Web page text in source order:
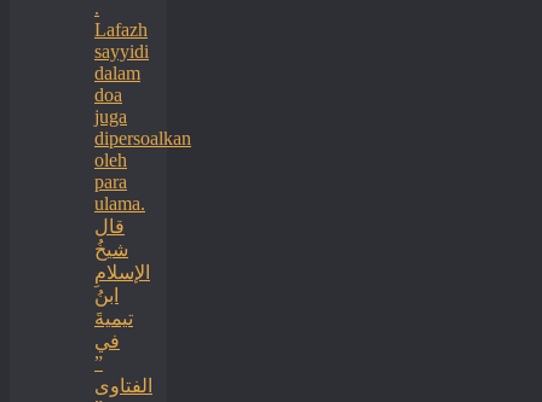
.
Lafazh
sayyidi
dalam
doa
juga
dipersoalkan
oleh
para
ulama.
قال
شيخُ
الإسلامِ
ابنُ
تيميةَ
في
”
الفتاوى